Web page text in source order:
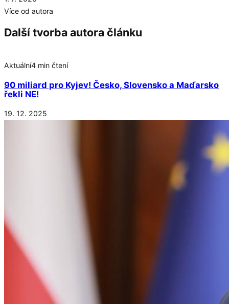
Více od autora
Další tvorba autora článku
Aktuální4 min čtení
90 miliard pro Kyjev! Česko, Slovensko a Maďarsko
řekli NE!
19. 12. 2025